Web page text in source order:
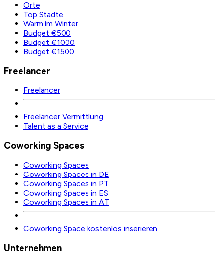
Orte
Top Städte
Warm im Winter
Budget €500
Budget €1000
Budget €1500
Freelancer
Freelancer
Freelancer Vermittlung
Talent as a Service
Coworking Spaces
Coworking Spaces
Coworking Spaces in DE
Coworking Spaces in PT
Coworking Spaces in ES
Coworking Spaces in AT
Coworking Space kostenlos inserieren
Unternehmen